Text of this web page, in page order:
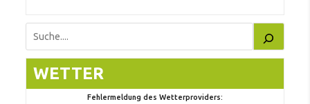
Suchen
WETTER
Fehlermeldung des Wetterproviders: